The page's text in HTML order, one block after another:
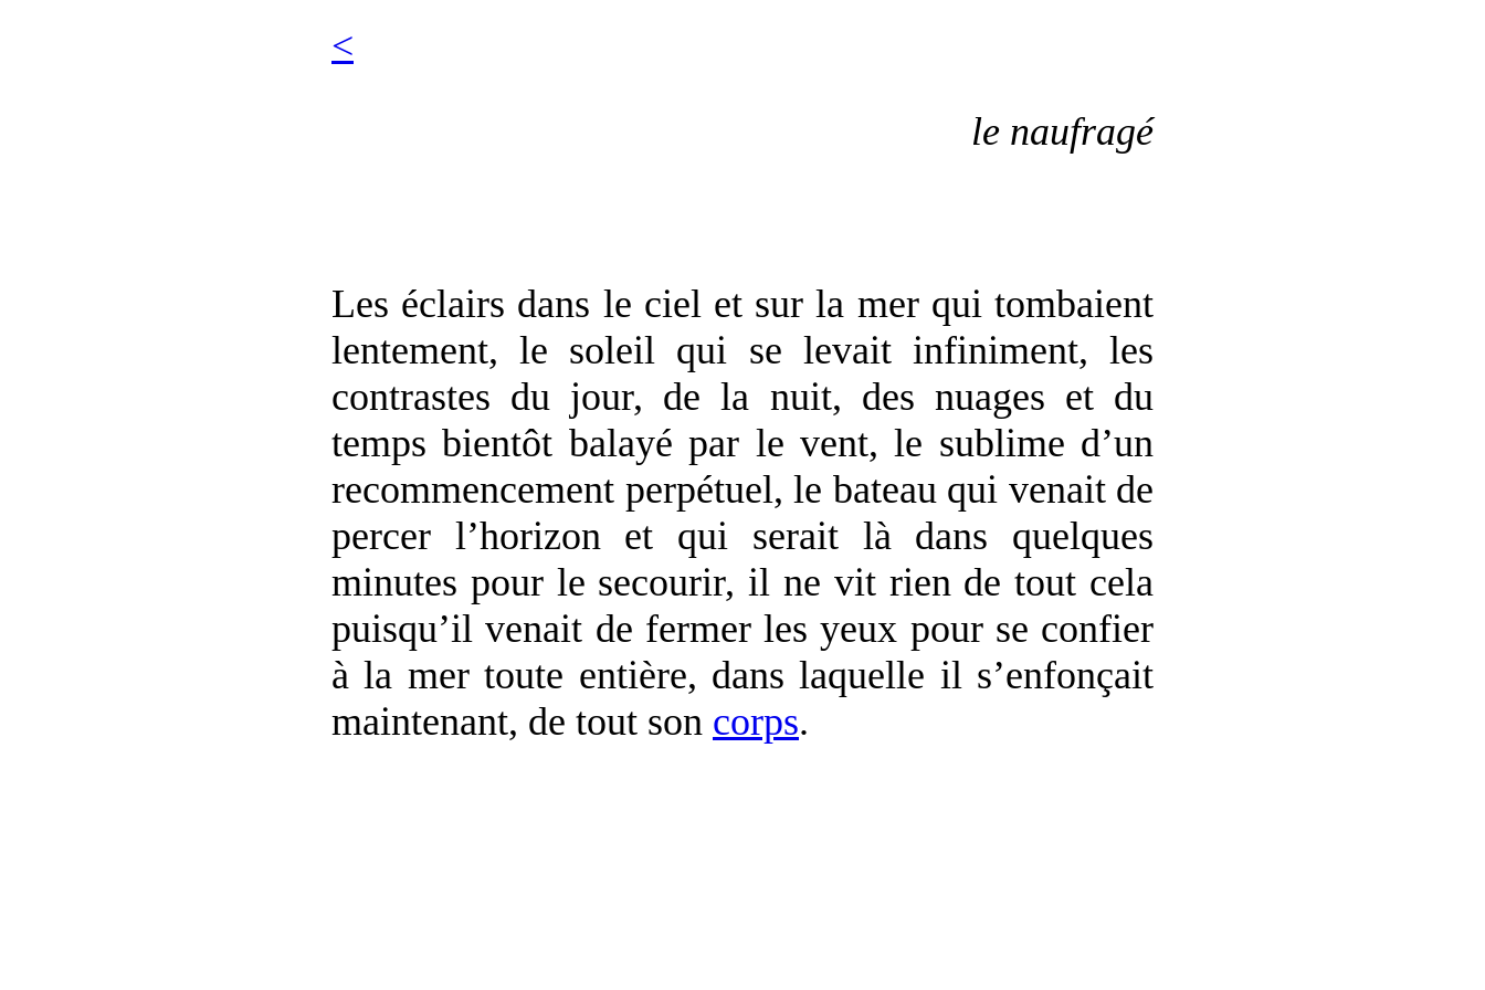
<
le naufragé
Les éclairs dans le ciel et sur la mer qui tombaient
lentement, le soleil qui se levait infiniment, les
contrastes du jour, de la nuit, des nuages et du
temps bientôt balayé par le vent, le sublime d’un
recommencement perpétuel, le bateau qui venait de
percer l’horizon et qui serait là dans quelques
minutes pour le secourir, il ne vit rien de tout cela
puisqu’il venait de fermer les yeux pour se confier
à la mer toute entière, dans laquelle il s’enfonçait
maintenant, de tout son corps.